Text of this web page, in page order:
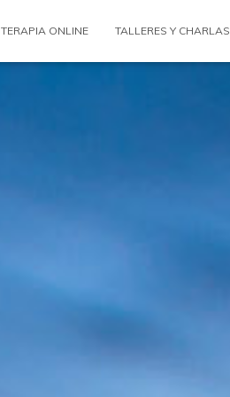
TERAPIA ONLINE TALLERES Y CHARLAS